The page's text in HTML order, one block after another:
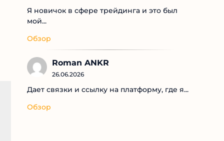
Я новичок в сфере трейдинга и это был
мой...
Обзор
Roman ANKR
26.06.2026
Дает связки и ссылку на платформу, где я...
Обзор